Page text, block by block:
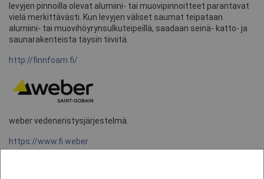
levyjen pinnoilla olevat alumiini- tai muovipinnoitteet parantavat
vielä merkittävästi. Kun levyjen väliset saumat teipataan
alumiini- tai muovihöyrynsulkuteipeillä, saadaan seinä- katto- ja
saunarakenteista täysin tiiviitä.
http://finnfoam.fi/
weber vedeneristysjärjestelmä.
https://www.fi.weber